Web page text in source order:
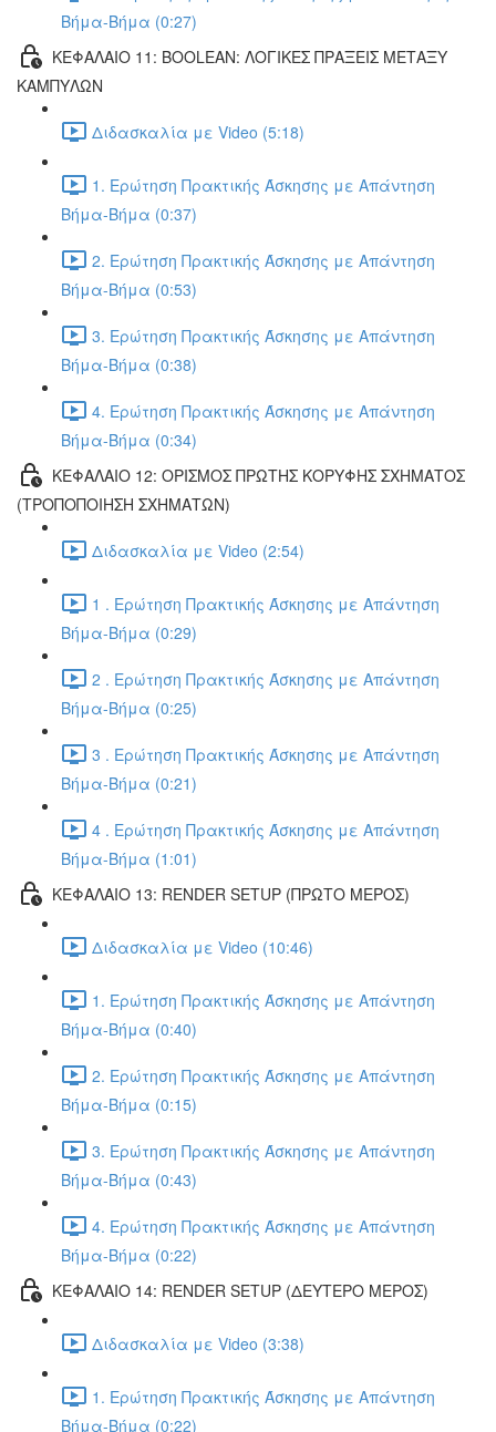
Βήμα-Βήμα (0:27)
ΚΕΦΑΛΑΙΟ 11: BOOLEAN: ΛΟΓΙΚΕΣ ΠΡΑΞΕΙΣ ΜΕΤΑΞΥ
ΚΑΜΠΥΛΩΝ
Διδασκαλία με Video (5:18)
1. Ερώτηση Πρακτικής Άσκησης με Απάντηση
Βήμα-Βήμα (0:37)
2. Ερώτηση Πρακτικής Άσκησης με Απάντηση
Βήμα-Βήμα (0:53)
3. Ερώτηση Πρακτικής Άσκησης με Απάντηση
Βήμα-Βήμα (0:38)
4. Ερώτηση Πρακτικής Άσκησης με Απάντηση
Βήμα-Βήμα (0:34)
ΚΕΦΑΛΑΙΟ 12: ΟΡΙΣΜΟΣ ΠΡΩΤΗΣ ΚΟΡΥΦΗΣ ΣΧΗΜΑΤΟΣ
(ΤΡΟΠΟΠΟΙΗΣΗ ΣΧΗΜΑΤΩΝ)
Διδασκαλία με Video (2:54)
1 . Ερώτηση Πρακτικής Άσκησης με Απάντηση
Βήμα-Βήμα (0:29)
2 . Ερώτηση Πρακτικής Άσκησης με Απάντηση
Βήμα-Βήμα (0:25)
3 . Ερώτηση Πρακτικής Άσκησης με Απάντηση
Βήμα-Βήμα (0:21)
4 . Ερώτηση Πρακτικής Άσκησης με Απάντηση
Βήμα-Βήμα (1:01)
ΚΕΦΑΛΑΙΟ 13: RENDER SETUP (ΠΡΩΤΟ ΜΕΡΟΣ)
Διδασκαλία με Video (10:46)
1. Ερώτηση Πρακτικής Άσκησης με Απάντηση
Βήμα-Βήμα (0:40)
2. Ερώτηση Πρακτικής Άσκησης με Απάντηση
Βήμα-Βήμα (0:15)
3. Ερώτηση Πρακτικής Άσκησης με Απάντηση
Βήμα-Βήμα (0:43)
4. Ερώτηση Πρακτικής Άσκησης με Απάντηση
Βήμα-Βήμα (0:22)
ΚΕΦΑΛΑΙΟ 14: RENDER SETUP (ΔΕΥΤΕΡΟ ΜΕΡΟΣ)
Διδασκαλία με Video (3:38)
1. Ερώτηση Πρακτικής Άσκησης με Απάντηση
Βήμα-Βήμα (0:22)